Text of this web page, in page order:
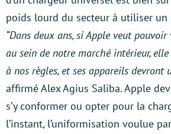
poids lourd du secteur à utiliser
“Dans deux ans, si Apple veut
au sein de notre marché intérieur,
à nos règles, et ses appareils devront
affirmé Alex Agius Saliba. Apple
s’y conformer ou opter pour la
l’instant, l’uniformisation voulue